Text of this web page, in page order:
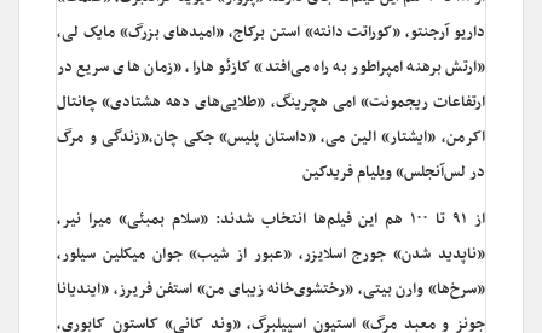
داریو آرجنتو، «کوراتت دانته» استن برکاج، «امیدهای بزرگ» مایک لی،
«ارتش برهنه امپراطور به راه می‌افتد» کازئو هارا، «زمان های سریع در
ارتفاعات ریجمونت» امی هچرینگ، «طلایی‌های دهه هشتادی» چانتال
اکرمن، «ایشتار» الین می، «داستان پلیس» جکی چان،«زندگی و مرگ
در لس‌آنجلس» ویلیام فریدکین
از ۹۱ تا ۱۰۰ هم این فیلم‌ها انتخاب شدند: «سلام بمبئی» میرا نیر،
«ناپدید شدن» جورج اسلایزر، «عبور از شیب» جوان میکلین سیلور،
«سرخ‌ها» وارن بیتی، «رختشوی‌خانه زیبای من» استفن فریرز، «ایندیانا
جونز و معبد مرگ» استیون اسپیلبرگ، «وند کانی» کاستون کابوری،